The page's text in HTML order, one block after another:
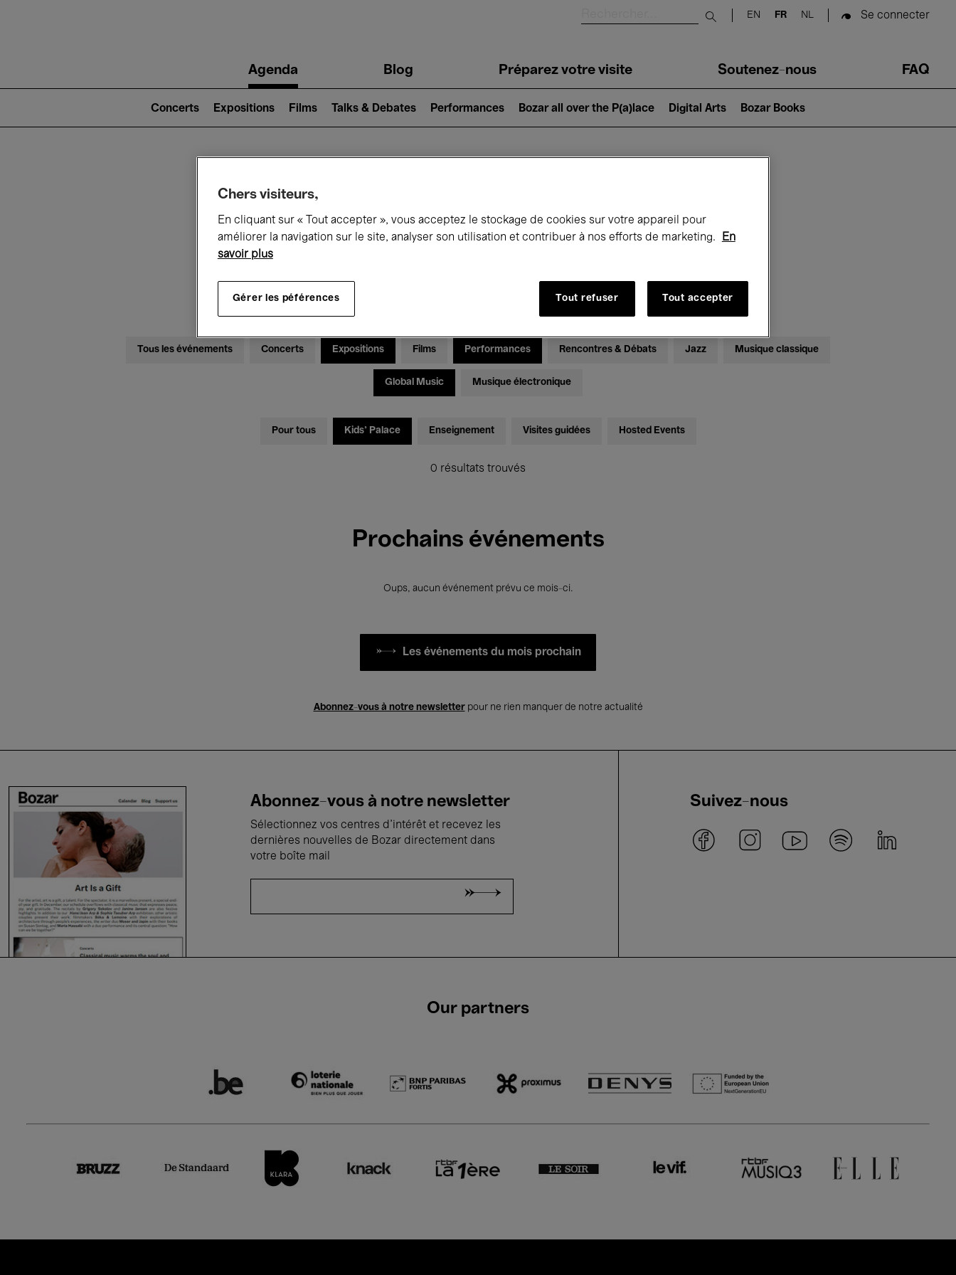
Submit search
EN FR NL Se connecter
navigationAgenda Blog Préparez votre visite Soutenez-nous FAQ
2)
Concerts Expositions Films Talks & Debates Performances Bozar all over the P(a)lace Digital Arts Bozar Books
Ce qui se passe à Bozar
Tous les événements Concerts Expositions Films Performances Rencontres & Débats Jazz Musique classique
Global Music Musique électronique
Pour tous Kids’ Palace Enseignement Visites guidées Hosted Events
0 résultats trouvés
Prochains événements
Oups, aucun événement prévu ce mois-ci.
Les événements du mois prochain
Abonnez-vous à notre newsletterpour ne rien manquer de notre actualité
Abonnez-vous à notre newsletter
Sélectionnez vos centres d'intérêt et recevez les
dernières nouvelles de Bozar directement dans
votre boîte mail
Suivez-nous
Our partners
Chers visiteurs,
En cliquant sur « Tout accepter », vous acceptez le stockage de cookies sur votre appareil pour
améliorer la navigation sur le site, analyser son utilisation et contribuer à nos efforts de marketing.
En
savoir plus
Gérer les péférences Tout refuser Tout accepter